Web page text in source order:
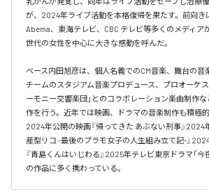
が、2024年ライブ活動を本格復帰を果たす。前向き
Abema、東海テレビ、CBC テレビ等多くのメディア
世代の女性を中心に大きな感動を呼んだ。
ベース内田旭彦は、個人名義でのCM音楽、舞台の音
チームのスタジアム音楽プロデュース、プロオーケ
ーモニー交響楽団」とのコラボレーション楽曲制作
作を行う。近年では映画、ドラマの音楽制作も積極的
2024年公開の映画『帰ってきた あぶない刑事』2024
産型リコ -最後のプラモ女子の人生組み立て記-』
『青島くんはいじわる』2025年テレビ東京ドラマ「今
の作品に多く携わっている。